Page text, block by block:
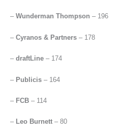
– Wunderman Thompson – 196
– Cyranos & Partners – 178
– draftLine – 174
– Publicis – 164
– FCB – 114
– Leo Burnett – 80